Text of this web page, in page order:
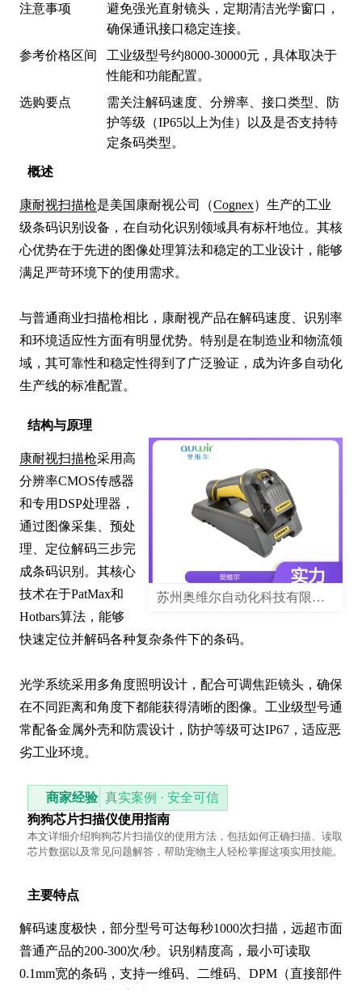
概述
康耐视扫描枪是美国康耐视公司（Cognex）生产的工业
级条码识别设备，在自动化识别领域具有标杆地位。其核
心优势在于先进的图像处理算法和稳定的工业设计，能够
满足严苛环境下的使用需求。
与普通商业扫描枪相比，康耐视产品在解码速度、识别率
和环境适应性方面有明显优势。特别是在制造业和物流领
域，其可靠性和稳定性得到了广泛验证，成为许多自动化
生产线的标准配置。
结构与原理
苏州奥维尔自动化科技有限公司
康耐视扫描枪采用高
分辨率CMOS传感器
和专用DSP处理器，
通过图像采集、预处
理、定位解码三步完
成条码识别。其核心
技术在于PatMax和
Hotbars算法，能够
快速定位并解码各种复杂条件下的条码。
光学系统采用多角度照明设计，配合可调焦距镜头，确保
在不同距离和角度下都能获得清晰的图像。工业级型号通
常配备金属外壳和防震设计，防护等级可达IP67，适应恶
劣工业环境。
商家经验 真实案例 · 安全可信
狗狗芯片扫描仪使用指南
本文详细介绍狗狗芯片扫描仪的使用方法，包括如何正确扫描、读取
芯片数据以及常见问题解答，帮助宠物主人轻松掌握这项实用技能。
主要特点
解码速度极快，部分型号可达每秒1000次扫描，远超市面
普通产品的200-300次/秒。识别精度高，最小可读取
0.1mm宽的条码，支持一维码、二维码、DPM（直接部件
注意事项
避免强光直射镜头，定期清洁光学窗口，
确保通讯接口稳定连接。
参考价格区间
工业级型号约8000-30000元，具体取决于
性能和功能配置。
选购要点
需关注解码速度、分辨率、接口类型、防
护等级（IP65以上为佳）以及是否支持特
定条码类型。